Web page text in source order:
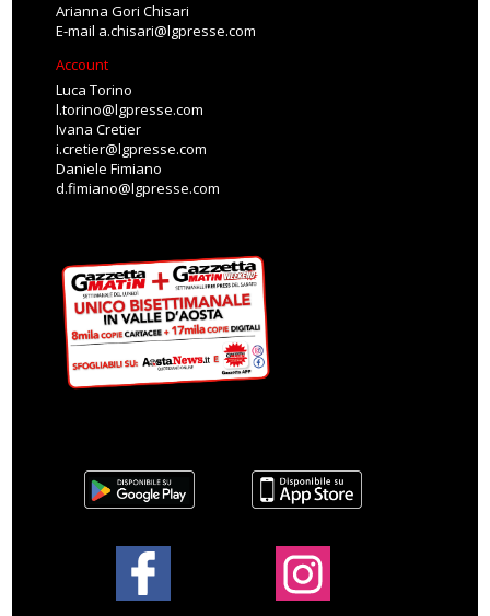
Arianna Gori Chisari
E-mail a.chisari@lgpresse.com
Account
Luca Torino
l.torino@lgpresse.com
Ivana Cretier
i.cretier@lgpresse.com
Daniele Fimiano
d.fimiano@lgpresse.com